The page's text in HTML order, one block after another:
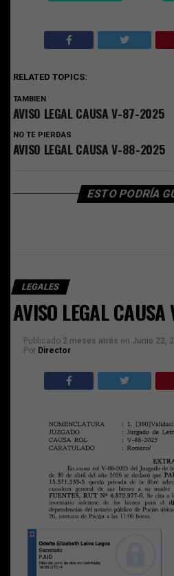
RELATED TOPICS:
TAMBIEN
AVISO LEGAL CAUSA V-87-2025
NO TE PIERDAS
AVISO LEGAL CAUSA V-88-2025
ESTO PODRÍA
LEGALES
AVISO LEGAL
Publicado 2 meses atrás en Junio 22,
Por Director